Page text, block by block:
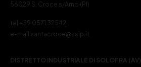
56029 S. Croce s/Arno (PI)
tel +39 0571 32542
e-mail santacroce@ssip.it
DISTRETTO INDUSTRIALE DI SOLOFRA (AV)